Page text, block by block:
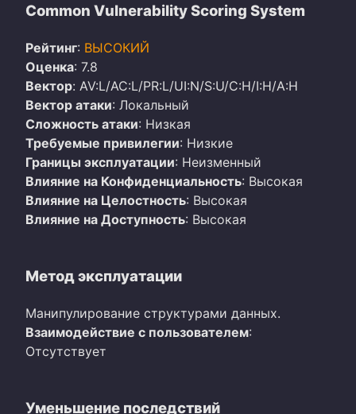
Common Vulnerability Scoring System
Рейтинг: ВЫСОКИЙ
Оценка: 7.8
Вектор: AV:L/AC:L/PR:L/UI:N/S:U/C:H/I:H/A:H
Вектор атаки: Локальный
Сложность атаки: Низкая
Требуемые привилегии: Низкие
Границы эксплуатации: Неизменный
Влияние на Конфиденциальность: Высокая
Влияние на Целостность: Высокая
Влияние на Доступность: Высокая
Метод эксплуатации
Манипулирование структурами данных.
Взаимодействие с пользователем:
Отсутствует
Уменьшение последствий